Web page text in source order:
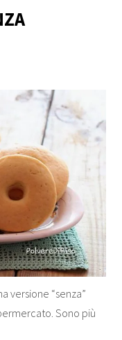
versione “senza”
Sono più